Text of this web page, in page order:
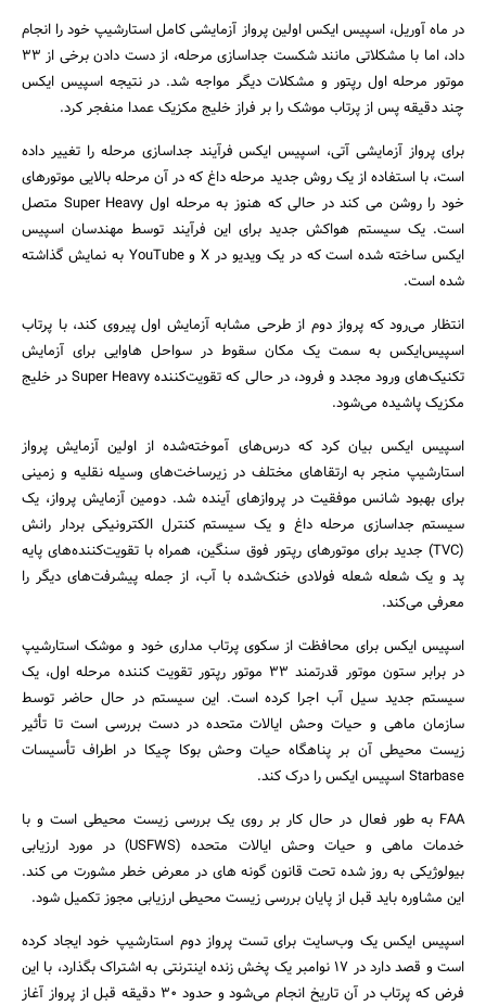
در ماه آوریل، اسپیس ایکس اولین پرواز آزمایشی کامل استارشیپ خود را انجام
داد، اما با مشکلاتی مانند شکست جداسازی مرحله، از دست دادن برخی از ۳۳
موتور مرحله اول رپتور و مشکلات دیگر مواجه شد. در نتیجه اسپیس ایکس
چند دقیقه پس از پرتاب موشک را بر فراز خلیج مکزیک عمدا منفجر کرد.
برای پرواز آزمایشی آتی، اسپیس ایکس فرآیند جداسازی مرحله را تغییر داده
است، با استفاده از یک روش جدید مرحله داغ که در آن مرحله بالایی موتورهای
خود را روشن می کند در حالی که هنوز به مرحله اول Super Heavy متصل
است. یک سیستم هواکش جدید برای این فرآیند توسط مهندسان اسپیس
ایکس ساخته شده است که در یک ویدیو در X و YouTube به نمایش گذاشته
شده است.
انتظار می‌رود که پرواز دوم از طرحی مشابه آزمایش اول پیروی کند، با پرتاب
اسپیس‌ایکس به سمت یک مکان سقوط در سواحل هاوایی برای آزمایش
تکنیک‌های ورود مجدد و فرود، در حالی که تقویت‌کننده Super Heavy در خلیج
مکزیک پاشیده می‌شود.
اسپیس ایکس بیان کرد که درس‌های آموخته‌شده از اولین آزمایش پرواز
استارشیپ منجر به ارتقاهای مختلف در زیرساخت‌های وسیله نقلیه و زمینی
برای بهبود شانس موفقیت در پروازهای آینده شد. دومین آزمایش پرواز، یک
سیستم جداسازی مرحله داغ و یک سیستم کنترل الکترونیکی بردار رانش
(TVC) جدید برای موتورهای رپتور فوق سنگین، همراه با تقویت‌کننده‌های پایه
پد و یک شعله شعله فولادی خنک‌شده با آب، از جمله پیشرفت‌های دیگر را
معرفی می‌کند.
اسپیس ایکس برای محافظت از سکوی پرتاب مداری خود و موشک استارشیپ
در برابر ستون موتور قدرتمند ۳۳ موتور رپتور تقویت کننده مرحله اول، یک
سیستم جدید سیل آب اجرا کرده است. این سیستم در حال حاضر توسط
سازمان ماهی و حیات وحش ایالات متحده در دست بررسی است تا تأثیر
زیست محیطی آن بر پناهگاه حیات وحش بوکا چیکا در اطراف تأسیسات
Starbase اسپیس ایکس را درک کند.
FAA به طور فعال در حال کار بر روی یک بررسی زیست محیطی است و با
خدمات ماهی و حیات وحش ایالات متحده (USFWS) در مورد ارزیابی
بیولوژیکی به روز شده تحت قانون گونه های در معرض خطر مشورت می کند.
این مشاوره باید قبل از پایان بررسی زیست محیطی ارزیابی مجوز تکمیل شود.
اسپیس ایکس یک وب‌سایت برای تست پرواز دوم استارشیپ خود ایجاد کرده
است و قصد دارد در ۱۷ نوامبر یک پخش زنده اینترنتی به اشتراک بگذارد، با این
فرض که پرتاب در آن تاریخ انجام می‌شود و حدود ۳۰ دقیقه قبل از پرواز آغاز